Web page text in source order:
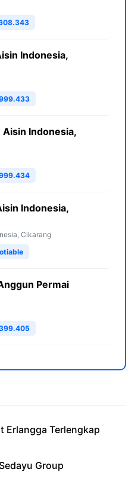
Indonesia,
Indonesia,
Indonesia,
Cikarang
Permai
Erlangga Terlengkap
Group